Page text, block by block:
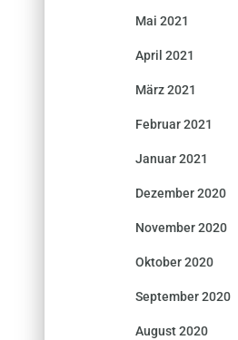
Mai 2021
April 2021
März 2021
Februar 2021
Januar 2021
Dezember 2020
November 2020
Oktober 2020
September 2020
August 2020